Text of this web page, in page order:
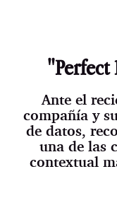
Ante el
compañía y
de datos,
una de las
contextual